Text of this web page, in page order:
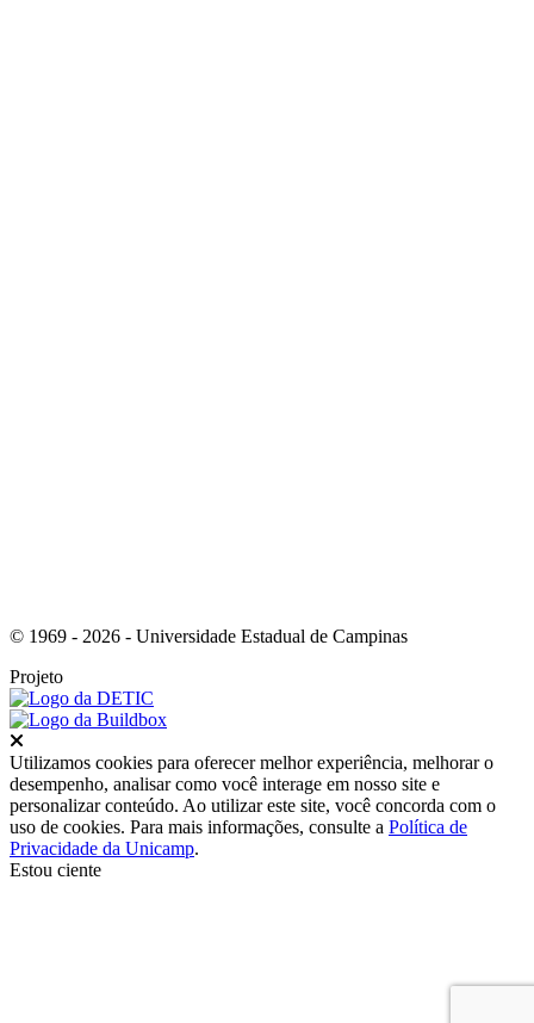
© 1969 - 2026 - Universidade Estadual de Campinas
Projeto
Utilizamos cookies para oferecer melhor experiência, melhorar o
desempenho, analisar como você interage em nosso site e
personalizar conteúdo. Ao utilizar este site, você concorda com o
uso de cookies. Para mais informações, consulte a Política de
Privacidade da Unicamp.
Estou ciente